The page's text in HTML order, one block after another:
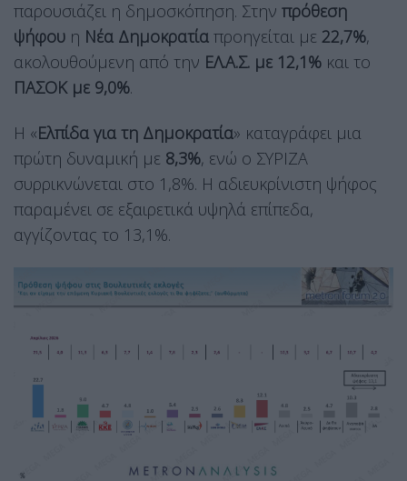
παρουσιάζει η δημοσκόπηση. Στην πρόθεση
ψήφου η Νέα Δημοκρατία προηγείται με 22,7%,
ακολουθούμενη από την ΕΛ.Α.Σ. με 12,1% και το
ΠΑΣΟΚ με 9,0%.
Η «Ελπίδα για τη Δημοκρατία» καταγράφει μια
πρώτη δυναμική με 8,3%, ενώ ο ΣΥΡΙΖΑ
συρρικνώνεται στο 1,8%. Η αδιευκρίνιστη ψήφος
παραμένει σε εξαιρετικά υψηλά επίπεδα,
αγγίζοντας το 13,1%.